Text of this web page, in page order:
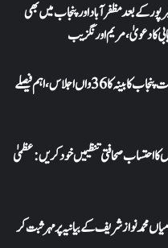
کے بعد مظفرآباد اور پنجاب میں بھی
کا دعویٰ، مریم اورنگزیب
مریم نواز کی زیر صدارت پنجاب کابینہ کا 36واں اجلاس،اہم فیصلے
کا احتساب صحافتی تنظیمیں خود کریں: عظمیٰ
محمد نواز شریف کے بیانیہ پر مہر ثبت کر